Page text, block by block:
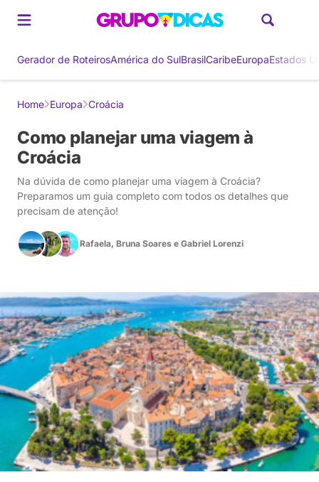
Gerador de RoteirosAmérica do SulBrasilCaribeEuropaEstados
Home Europa Croácia
Como planejar uma viagem à
Croácia
Na dúvida de como planejar uma viagem à Croácia?
Preparamos um guia completo com todos os detalhes que
precisam de atenção!
Rafaela, Bruna Soares e Gabriel Lorenzi